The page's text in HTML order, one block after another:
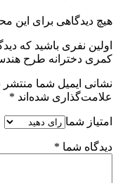
هیچ دیدگاهی برای
کمری دخترانه طرح
نشانی ایمیل شما منتشر
علامت‌گذاری شده‌اند *
امتیاز شما
دیدگاه شما *